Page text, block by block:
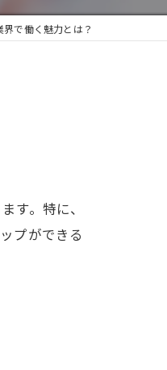
で働く魅力とは？
す。特に、
プができる